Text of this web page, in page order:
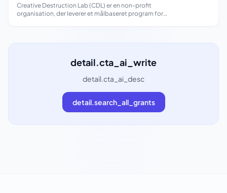
Creative Destruction Lab (CDL) er en non-profit
organisation, der leverer et målbaseret program for
detail.cta_ai_write
detail.cta_ai_desc
detail.search_all_grants